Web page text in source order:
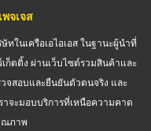
จเจส
ในเครือเอไอเอส ในฐานะผู้นำที่
ตติ้ง ผ่านเว็บไซต์รวมสินค้าและ
จสอบและยืนยันตัวตนจริง และ
จะมอบบริการที่เหนือความคาด
ณภาพ